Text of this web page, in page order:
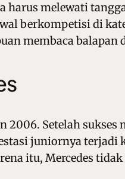
harus melewati
berkompetisi di
membaca balapan
Setelah
juniornya terjadi
itu, Mercedes